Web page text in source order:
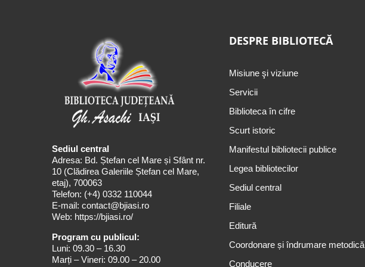
Sediul central
Adresa: Bd. Ștefan cel Mare și Sfânt nr.
10 (Clădirea Galeriile Ștefan cel Mare,
etaj), 700063
Telefon: (+4) 0332 110044
E-mail: contact@bjiasi.ro
Web: https://bjiasi.ro/
Program cu publicul:
Luni: 09.30 – 16.30
Marți – Vineri: 09.00 – 20.00
DESPRE BIBLIOTECĂ
Misiune şi viziune
Servicii
Biblioteca în cifre
Scurt istoric
Manifestul bibliotecii publice
Legea bibliotecilor
Sediul central
Filiale
Editură
Coordonare și îndrumare metodică
Conducere